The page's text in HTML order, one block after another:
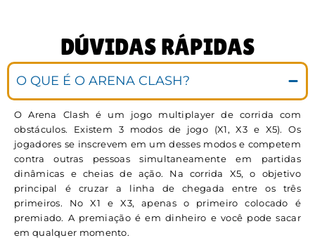
DÚVIDAS RÁPIDAS
O QUE É O ARENA CLASH?
O Arena Clash é um jogo multiplayer de corrida com
obstáculos. Existem 3 modos de jogo (X1, X3 e X5). Os
jogadores se inscrevem em um desses modos e competem
contra outras pessoas simultaneamente em partidas
dinâmicas e cheias de ação. Na corrida X5, o objetivo
principal é cruzar a linha de chegada entre os três
primeiros. No X1 e X3, apenas o primeiro colocado é
premiado. A premiação é em dinheiro e você pode sacar
em qualquer momento.